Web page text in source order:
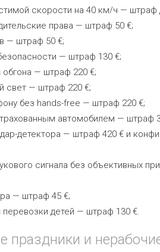
скорости на 40 км/ч — штраф
права — штраф 50 €;
— штраф 50 €;
— штраф 130 €;
обгона — штраф 220 €;
свет — штраф 220 €;
без hands-free — штраф 220 €;
автомобилем — штраф
детектора — штраф 420 € и
сигнала без объективных
— штраф 45 €;
перевозки детей — штраф 130 €.
праздники и